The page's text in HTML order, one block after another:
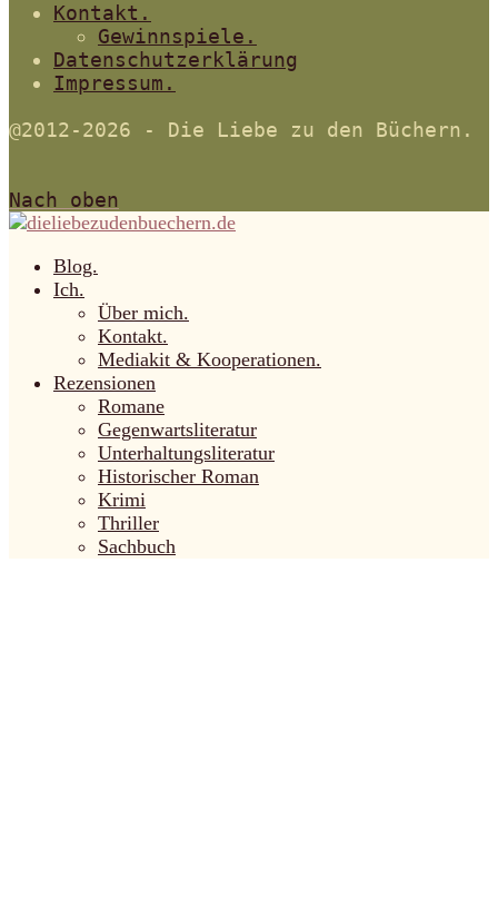
Kontakt.
Gewinnspiele.
Datenschutzerklärung
Impressum.
@2012-2026 - Die Liebe zu den Büchern.
Nach oben
Blog.
Ich.
Über mich.
Kontakt.
Mediakit & Kooperationen.
Rezensionen
Romane
Gegenwartsliteratur
Unterhaltungsliteratur
Historischer Roman
Krimi
Thriller
Sachbuch